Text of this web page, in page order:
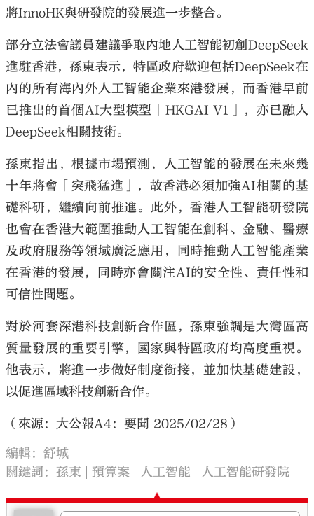
將InnoHK與研發院的發展進一步整合。
部分立法會議員建議爭取內地人工智能初創DeepSeek
進駐香港，孫東表示，特區政府歡迎包括DeepSeek在
內的所有海內外人工智能企業來港發展，而香港早前
已推出的首個AI大型模型「HKGAI V1」，亦已融入
DeepSeek相關技術。
孫東指出，根據市場預測，人工智能的發展在未來幾
十年將會「突飛猛進」，故香港必須加強AI相關的基
礎科研，繼續向前推進。此外，香港人工智能研發院
也會在香港大範圍推動人工智能在創科、金融、醫療
及政府服務等領域廣泛應用，同時推動人工智能產業
在香港的發展，同時亦會關注AI的安全性、責任性和
可信性問題。
對於河套深港科技創新合作區，孫東強調是大灣區高
質量發展的重要引擎，國家與特區政府均高度重視。
他表示，將進一步做好制度銜接，並加快基礎建設，
以促進區域科技創新合作。
（來源：大公報A4：要聞 2025/02/28）
編輯：舒城
關鍵詞：孫東 預算案 人工智能 人工智能研發院